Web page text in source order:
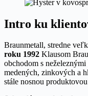
Intro ku
Braunmetall, stredne
roku 1992 Klausom
obchodom s
medených, zinkových a
stále nosnou